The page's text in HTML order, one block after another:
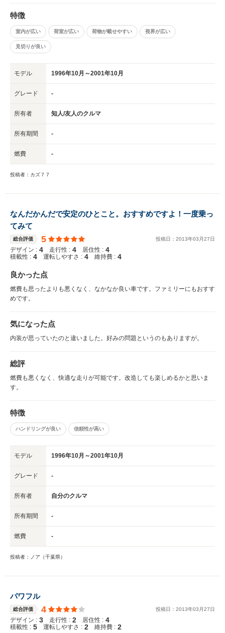
特徴
室内が広い 荷室が広い 荷物が載せやすい 視界が広い
見切りが良い
モデル 1996年10月～2001年10月
グレード -
所有者 知人/友人のクルマ
所有期間 -
燃費 -
投稿者：カズ７７
なんだかんだで安定のひとこと。おすすめですよ！一度乗っ
てみて
総合評価 5 投稿日： 2013年03 月27日
デザイン : 4 走行性 : 4 居住性 : 4
積載性 : 4 運転しやすさ : 4 維持費 : 4
良かった点
燃費も思ったよりも悪くなく、なかなか良い車です。ファミリーにもおすす
めです。
気になった点
内装が思っていたのと違いました。好みの問題というのもありますが。
総評
燃費も悪くなく、快適な走りが可能です。改造しても楽しめるかと思いま
す。
特徴
ハンドリングが良い 信頼性が高い
モデル 1996年10月～2001年10月
グレード -
所有者 自分のクルマ
所有期間 -
燃費 -
投稿者：ノア（千葉県）
パワフル
総合評価 4 投稿日： 2013年03 月27日
デザイン : 3 走行性 : 2 居住性 : 4
積載性 : 5 運転しやすさ : 2 維持費 : 2